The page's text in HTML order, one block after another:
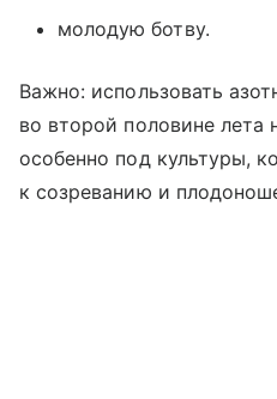
молодую ботву.
Важно: использовать
во второй половине
особенно под культуры,
к созреванию и